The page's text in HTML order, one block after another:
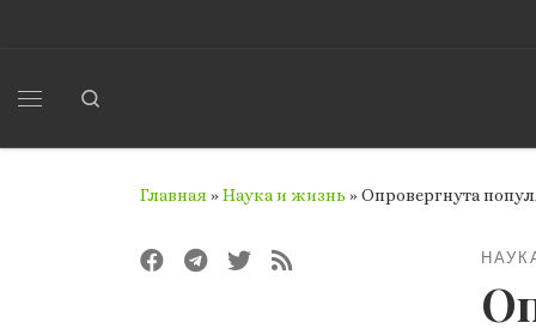
Главная »Наука и жизнь »Опровергнута